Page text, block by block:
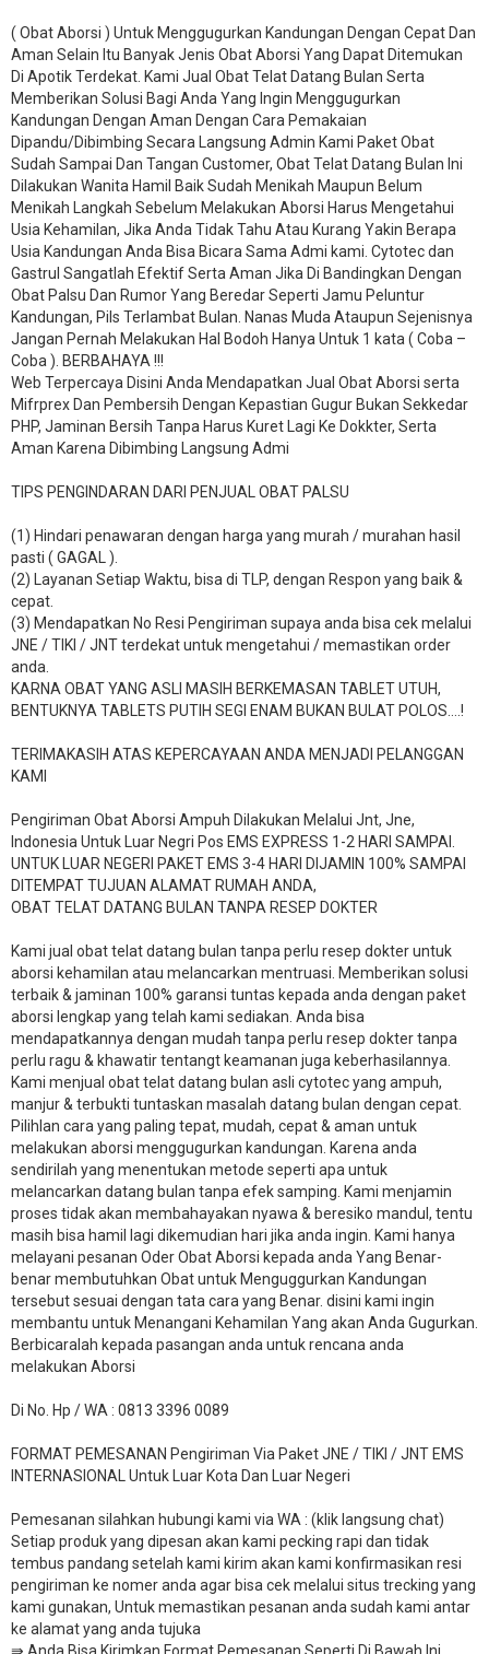
( Obat Aborsi ) Untuk Menggugurkan Kandungan Dengan Cepat Dan
Aman Selain Itu Banyak Jenis Obat Aborsi Yang Dapat Ditemukan
Di Apotik Terdekat. Kami Jual Obat Telat Datang Bulan Serta
Memberikan Solusi Bagi Anda Yang Ingin Menggugurkan
Kandungan Dengan Aman Dengan Cara Pemakaian
Dipandu/Dibimbing Secara Langsung Admin Kami Paket Obat
Sudah Sampai Dan Tangan Customer, Obat Telat Datang Bulan Ini
Dilakukan Wanita Hamil Baik Sudah Menikah Maupun Belum
Menikah Langkah Sebelum Melakukan Aborsi Harus Mengetahui
Usia Kehamilan, Jika Anda Tidak Tahu Atau Kurang Yakin Berapa
Usia Kandungan Anda Bisa Bicara Sama Admi kami. Cytotec dan
Gastrul Sangatlah Efektif Serta Aman Jika Di Bandingkan Dengan
Obat Palsu Dan Rumor Yang Beredar Seperti Jamu Peluntur
Kandungan, Pils Terlambat Bulan. Nanas Muda Ataupun Sejenisnya
Jangan Pernah Melakukan Hal Bodoh Hanya Untuk 1 kata ( Coba –
Coba ). BERBAHAYA !!!
Web Terpercaya Disini Anda Mendapatkan Jual Obat Aborsi serta
Mifrprex Dan Pembersih Dengan Kepastian Gugur Bukan Sekkedar
PHP, Jaminan Bersih Tanpa Harus Kuret Lagi Ke Dokkter, Serta
Aman Karena Dibimbing Langsung Admi
TIPS PENGINDARAN DARI PENJUAL OBAT PALSU
(1) Hindari penawaran dengan harga yang murah / murahan hasil
pasti ( GAGAL ).
(2) Layanan Setiap Waktu, bisa di TLP, dengan Respon yang baik &
cepat.
(3) Mendapatkan No Resi Pengiriman supaya anda bisa cek melalui
JNE / TIKI / JNT terdekat untuk mengetahui / memastikan order
anda.
KARNA OBAT YANG ASLI MASIH BERKEMASAN TABLET UTUH,
BENTUKNYA TABLETS PUTIH SEGI ENAM BUKAN BULAT POLOS….!
TERIMAKASIH ATAS KEPERCAYAAN ANDA MENJADI PELANGGAN
KAMI
Pengiriman Obat Aborsi Ampuh Dilakukan Melalui Jnt, Jne,
Indonesia Untuk Luar Negri Pos EMS EXPRESS 1-2 HARI SAMPAI.
UNTUK LUAR NEGERI PAKET EMS 3-4 HARI DIJAMIN 100% SAMPAI
DITEMPAT TUJUAN ALAMAT RUMAH ANDA,
OBAT TELAT DATANG BULAN TANPA RESEP DOKTER
Kami jual obat telat datang bulan tanpa perlu resep dokter untuk
aborsi kehamilan atau melancarkan mentruasi. Memberikan solusi
terbaik & jaminan 100% garansi tuntas kepada anda dengan paket
aborsi lengkap yang telah kami sediakan. Anda bisa
mendapatkannya dengan mudah tanpa perlu resep dokter tanpa
perlu ragu & khawatir tentangt keamanan juga keberhasilannya.
Kami menjual obat telat datang bulan asli cytotec yang ampuh,
manjur & terbukti tuntaskan masalah datang bulan dengan cepat.
Pilihlan cara yang paling tepat, mudah, cepat & aman untuk
melakukan aborsi menggugurkan kandungan. Karena anda
sendirilah yang menentukan metode seperti apa untuk
melancarkan datang bulan tanpa efek samping. Kami menjamin
proses tidak akan membahayakan nyawa & beresiko mandul, tentu
masih bisa hamil lagi dikemudian hari jika anda ingin. Kami hanya
melayani pesanan Oder Obat Aborsi kepada anda Yang Benar-
benar membutuhkan Obat untuk Menguggurkan Kandungan
tersebut sesuai dengan tata cara yang Benar. disini kami ingin
membantu untuk Menangani Kehamilan Yang akan Anda Gugurkan.
Berbicaralah kepada pasangan anda untuk rencana anda
melakukan Aborsi
Di No. Hp / WA : 0813 3396 0089
FORMAT PEMESANAN Pengiriman Via Paket JNE / TIKI / JNT EMS
INTERNASIONAL Untuk Luar Kota Dan Luar Negeri
Pemesanan silahkan hubungi kami via WA : (klik langsung chat)
Setiap produk yang dipesan akan kami pecking rapi dan tidak
tembus pandang setelah kami kirim akan kami konfirmasikan resi
pengiriman ke nomer anda agar bisa cek melalui situs trecking yang
kami gunakan, Untuk memastikan pesanan anda sudah kami antar
ke alamat yang anda tujuka
⇛ Anda Bisa Kirimkan Format Pemesanan Seperti Di Bawah Ini